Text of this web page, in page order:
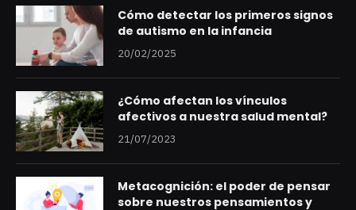
Cómo detectar los primeros signos
de autismo en la infancia
20/02/2025
¿Cómo afectan los vínculos
afectivos a nuestra salud mental?
21/07/2023
Metacognición: el poder de pensar
sobre nuestros pensamientos y